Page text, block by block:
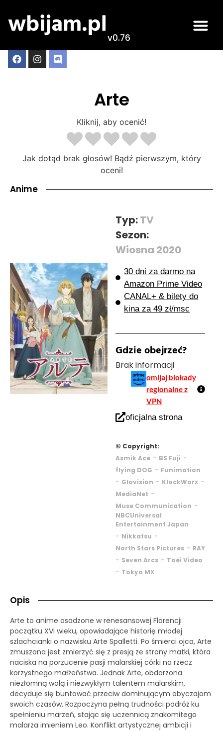
v0.76
Arte
Kliknij, aby ocenić!
Jak dotąd brak głosów! Bądź pierwszym, który
oceni!
Anime
Typ:TV
Sezon:
Wiosna 2020
30 dni za darmo na
Amazon Prime Video
CANAL+ & bilety do
kina za 49 zł/msc
Gdzie obejrzeć?
Brak informacji
omijaj blokady
regionalne z
VPN
oficjalna strona
© Copyright:
Asmik Ace- BS Fuji -
flying DOG - Funimation
- Glovision - KlockWorx-
MediaNet -
Muse Communication -
NBCUniversal
Entertainment Japan
- Nikkatsu -
North Stars Pictures- RAY
- Seven Arcs- Toei Video
- Tokyo MX
Opis
Arte to anime osadzone w renesansowej Florencji
początku XVI wieku, opowiadające historię młodej
szlachcianki o nazwisku Arte Spalletti. Po śmierci ojca, Arte
zmuszona jest zmierzyć się z presją ze strony matki, która
naciska na porzucenie pasji malarskiej córki na rzecz
korzystnego małżeństwa. Jednak Arte, obdarzona
niezłomną wolą i niezwykłym talentem malarskim,
decyduje się buntować przeciw dominującym obyczajom
swoich czasów. Rozpoczyna pełną trudności podróż ku
spełnieniu marzeń, stając się uczennicą znakomitego
malarza imieniem Leo. Konflikt artystycznej ambicji i